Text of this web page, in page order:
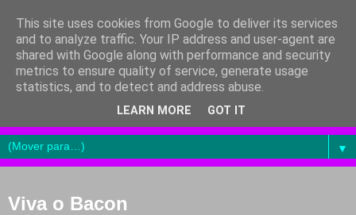
▼
Viva o Bacon
This site uses cookies from Google to deliver its services
and to analyze traffic. Your IP address and user-agent are
shared with Google along with performance and security
metrics to ensure quality of service, generate usage
statistics, and to detect and address abuse.
LEARN MORE GOT IT